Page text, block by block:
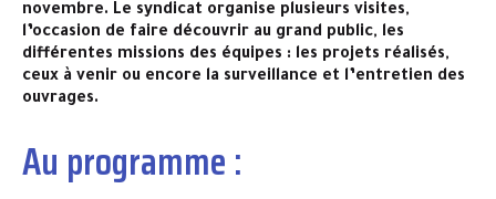
novembre. Le syndicat organise plusieurs visites,
l’occasion de faire découvrir au grand public, les
différentes missions des équipes : les projets réalisés,
ceux à venir ou encore la surveillance et l’entretien des
ouvrages.
Au programme :